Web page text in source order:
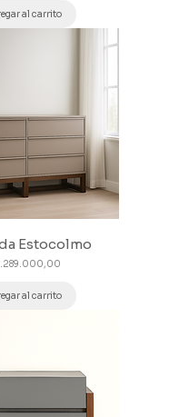
al carrito
Estocolmo
al carrito